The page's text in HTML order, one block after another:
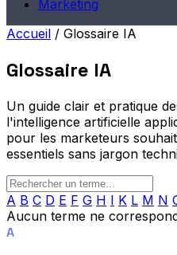
Marketing
Accueil / Glossaire IA
Glossaire IA
Un guide clair et pratique
l'intelligence artificielle
pour les marketeurs
essentiels sans jargon
A B C D E F G H I K L M N
Aucun terme ne
A